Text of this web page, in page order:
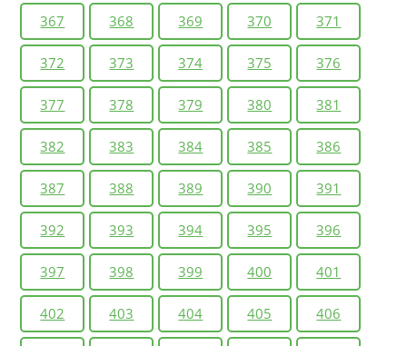
367 368 369 370 371
372 373 374 375 376
377 378 379 380 381
382 383 384 385 386
387 388 389 390 391
392 393 394 395 396
397 398 399 400 401
402 403 404 405 406